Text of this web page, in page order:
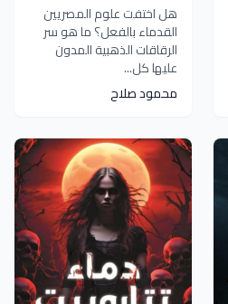
هل اختفت علوم المصريين
القدماء بالفعل؟ ما هو سر
الرقاقات الذهبية المدون
عليها كل...
محمود صلاح